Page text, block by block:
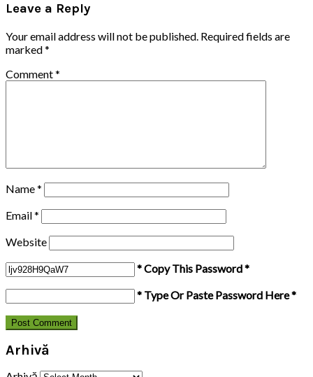
Leave a Reply
Your email address will not be published. Required fields are
marked*
Comment*
Name*
Email*
Website
* Copy This Password *
* Type Or Paste Password Here *
Arhivă